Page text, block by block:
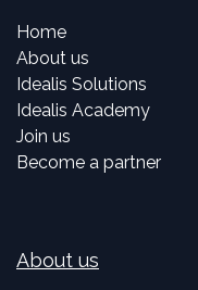
Home
About us
Idealis Solutions
Idealis Academy
Join us
Become a partner
About us